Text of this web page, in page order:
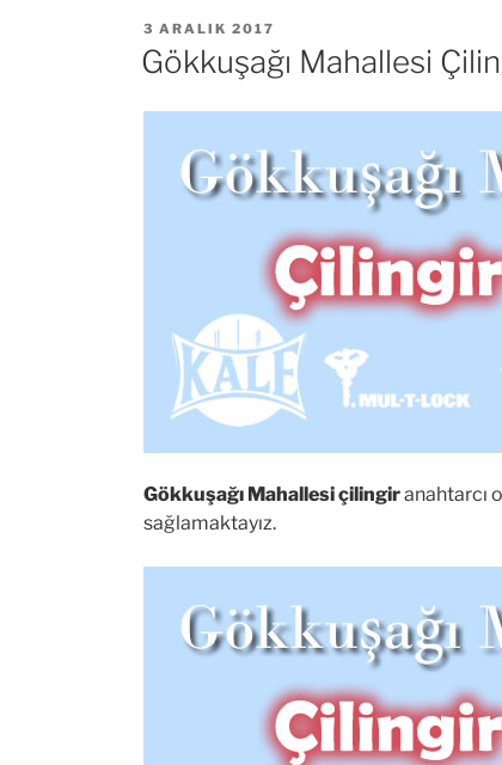
YAYIM
TARIHI
3 ARALIK 2017
Gökkuşağı Mahallesi
Gökkuşağı Mahallesi çilingiranahtarcı
sağlamaktayız.